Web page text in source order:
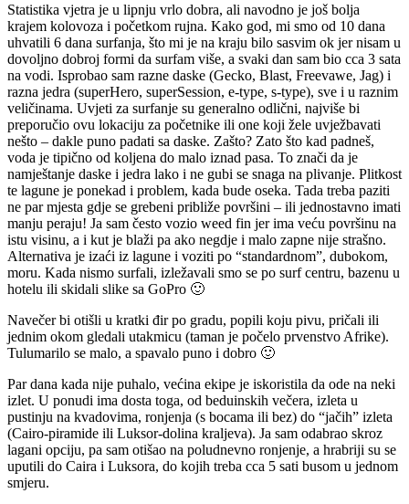
Statistika vjetra je u lipnju vrlo dobra, ali navodno je još bolja
krajem kolovoza i početkom rujna. Kako god, mi smo od 10 dana
uhvatili 6 dana surfanja, što mi je na kraju bilo sasvim ok jer nisam u
dovoljno dobroj formi da surfam više, a svaki dan sam bio cca 3 sata
na vodi. Isprobao sam razne daske (Gecko, Blast, Freevawe, Jag) i
razna jedra (superHero, superSession, e-type, s-type), sve i u raznim
veličinama. Uvjeti za surfanje su generalno odlični, najviše bi
preporučio ovu lokaciju za početnike ili one koji žele uvježbavati
nešto – dakle puno padati sa daske. Zašto? Zato što kad padneš,
voda je tipično od koljena do malo iznad pasa. To znači da je
namještanje daske i jedra lako i ne gubi se snaga na plivanje. Plitkost
te lagune je ponekad i problem, kada bude oseka. Tada treba paziti
ne par mjesta gdje se grebeni približe površini – ili jednostavno imati
manju peraju! Ja sam često vozio weed fin jer ima veću površinu na
istu visinu, a i kut je blaži pa ako negdje i malo zapne nije strašno.
Alternativa je izaći iz lagune i voziti po “standardnom”, dubokom,
moru. Kada nismo surfali, izležavali smo se po surf centru, bazenu u
hotelu ili skidali slike sa GoPro 🙂
Navečer bi otišli u kratki đir po gradu, popili koju pivu, pričali ili
jednim okom gledali utakmicu (taman je počelo prvenstvo Afrike).
Tulumarilo se malo, a spavalo puno i dobro 🙂
Par dana kada nije puhalo, većina ekipe je iskoristila da ode na neki
izlet. U ponudi ima dosta toga, od beduinskih večera, izleta u
pustinju na kvadovima, ronjenja (s bocama ili bez) do “jačih” izleta
(Cairo-piramide ili Luksor-dolina kraljeva). Ja sam odabrao skroz
lagani opciju, pa sam otišao na poludnevno ronjenje, a hrabriji su se
uputili do Caira i Luksora, do kojih treba cca 5 sati busom u jednom
smjeru.